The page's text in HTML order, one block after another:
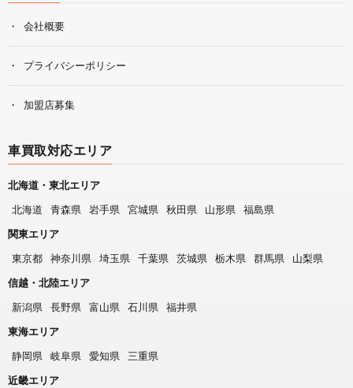
会社概要
プライバシーポリシー
加盟店募集
車買取対応エリア
北海道・東北エリア
北海道
青森県 岩手県 宮城県 秋田県 山形県
福島県
関東エリア
東京都
神奈川県 埼玉県 千葉県 茨城県 栃木県 群馬県
山梨県
信越・北陸エリア
新潟県
長野県 富山県 石川県
福井県
東海エリア
静岡県
岐阜県 愛知県
三重県
近畿エリア